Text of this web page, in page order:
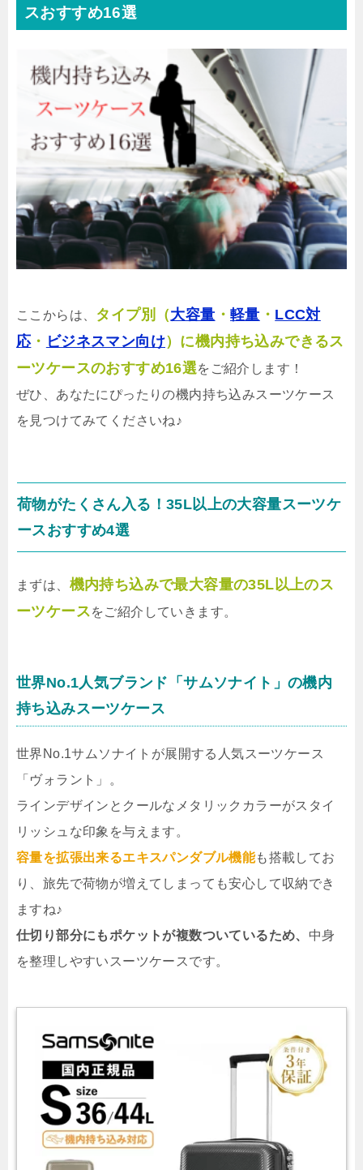
スおすすめ16選
ここからは、 タイプ別（大容量 ・軽量 ・ LCC対
応・ ビジネスマン向け）に機内持ち込みできるス
ーツケースのおすすめ16選をご紹介します！
ぜひ、あなたにぴったりの機内持ち込みスーツケース
を見つけてみてくださいね♪
荷物がたくさん入る！35L以上の大容量スーツケ
ースおすすめ4選
まずは、 機内持ち込みで最大容量の35L以上のス
ーツケースをご紹介していきます。
世界No.1人気ブランド「サムソナイト」の機内
持ち込みスーツケース
世界No.1サムソナイトが展開する人気スーツケース
「ヴォラント」。
ラインデザインとクールなメタリックカラーがスタイ
リッシュな印象を与えます。
容量を拡張出来るエキスパンダブル機能も搭載してお
り、旅先で荷物が増えてしまっても安心して収納でき
ますね♪
仕切り部分にもポケットが複数ついているため、 中身
を整理しやすいスーツケースです。